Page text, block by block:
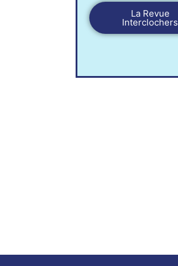
La Revue
Interclochers